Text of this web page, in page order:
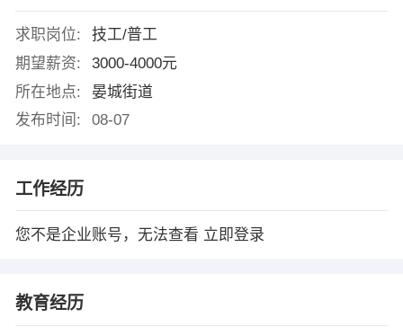
求职岗位:
技工/普工
期望薪资:
3000-4000元
所在地点:
晏城街道
发布时间:
08-07
工作经历
您不是企业账号，无法查看 立即登录
教育经历